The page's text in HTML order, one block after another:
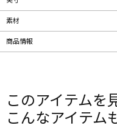
素材
商品情報
このアイテムを
こんなアイテム